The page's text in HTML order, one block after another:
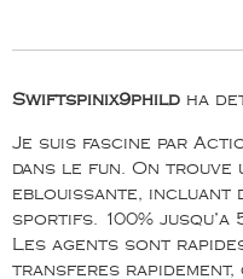
Swiftspinix9phild ha
Je suis fascine par
dans le fun. On trouve
eblouissante, incluant
sportifs. 100% jusqu’a
Les agents sont
transferes rapidement,